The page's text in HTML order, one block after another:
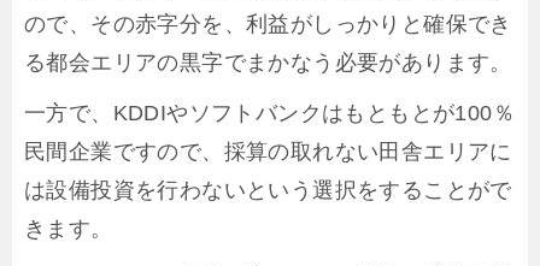
ので、その赤字分を、利益がしっかりと確保でき
る都会エリアの黒字でまかなう必要があります。
一方で、KDDIやソフトバンクはもともとが100％
民間企業ですので、採算の取れない田舎エリアに
は設備投資を行わないという選択をすることがで
きます。